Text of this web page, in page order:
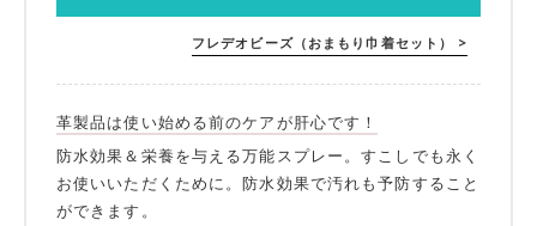
フレデオビーズ（おまもり巾着セット） >
革製品は使い始める前のケアが肝心です！
防水効果＆栄養を与える万能スプレー。すこしでも永く
お使いいただくために。防水効果で汚れも予防すること
ができます。